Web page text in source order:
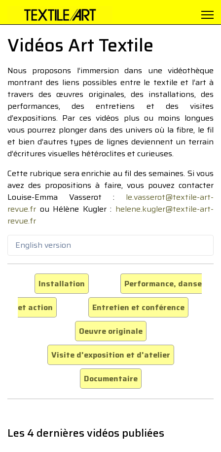
Vidéos Art Textile
Nous proposons l’immersion dans une vidéothèque
montrant des liens possibles entre le textile et l’art à
travers des œuvres originales, des installations, des
performances, des entretiens et des visites
d’expositions. Par ces vidéos plus ou moins longues
vous pourrez plonger dans des univers où la fibre, le fil
et bien d’autres types de lignes deviennent un terrain
d’écritures visuelles hétéroclites et curieuses.
Cette rubrique sera enrichie au fil des semaines. Si vous
avez des propositions à faire, vous pouvez contacter
Louise-Emma Vasserot : le.vasserot@textile-art-
revue.fr ou Hélène Kugler : helene.kugler@textile-art-
revue.fr
English version
Installation
Performance, danse
et action
Entretien et conférence
Oeuvre originale
Visite d'exposition et d'atelier
Documentaire
Les 4 dernières vidéos publiées